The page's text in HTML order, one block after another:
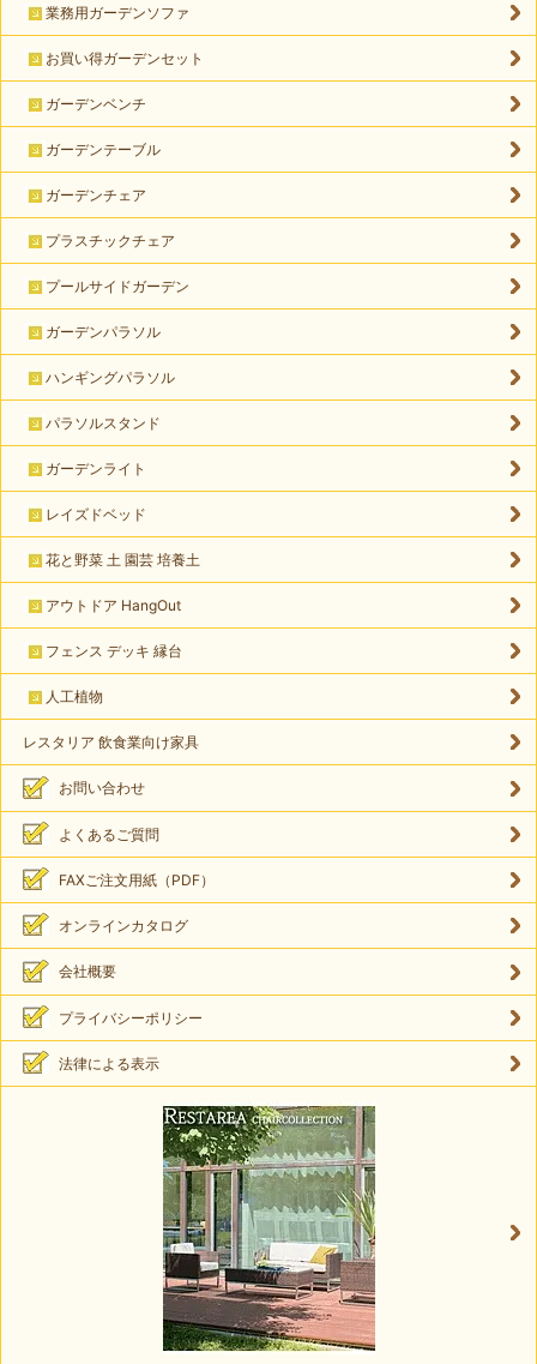
業務用ガーデンソファ
お買い得ガーデンセット
ガーデンベンチ
ガーデンテーブル
ガーデンチェア
プラスチックチェア
プールサイドガーデン
ガーデンパラソル
ハンギングパラソル
パラソルスタンド
ガーデンライト
レイズドベッド
花と野菜 土 園芸 培養土
アウトドア HangOut
フェンス デッキ 縁台
人工植物
レスタリア 飲食業向け家具
お問い合わせ
よくあるご質問
FAXご注文用紙（PDF）
オンラインカタログ
会社概要
プライバシーポリシー
法律による表示